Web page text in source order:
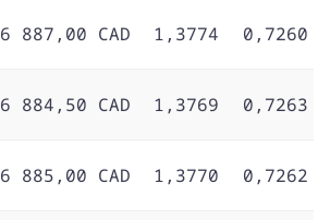
6 887,00 CAD 1,3774 0,7260
6 884,50 CAD 1,3769 0,7263
6 885,00 CAD 1,3770 0,7262